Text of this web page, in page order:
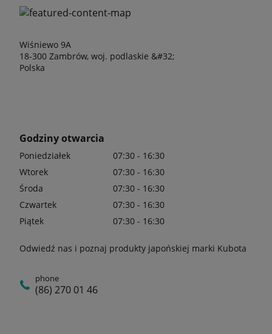
Wiśniewo 9A
18-300 Zambrów, woj. podlaskie &#32;
Polska
Godziny otwarcia
Poniedziałek
07:30 - 16:30
Wtorek
07:30 - 16:30
Środa
07:30 - 16:30
Czwartek
07:30 - 16:30
Piątek
07:30 - 16:30
Odwiedź nas i poznaj produkty japońskiej marki Kubota
phone
(86) 270 01 46